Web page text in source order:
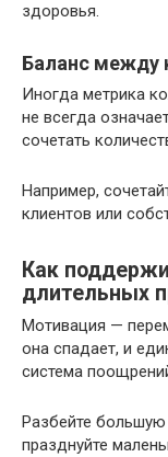
здоровья.
Баланс между
Иногда метрика
не всегда
сочетать
Например,
клиентов или
Как
длительных
Мотивация —
она спадает, и
система
Разбейте большую
празднуйте